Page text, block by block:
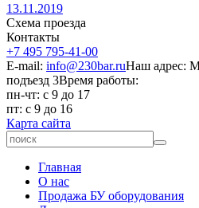
13.11.2019
Схема проезда
Контакты
+7 495 795-41-00
E-mail: info@230bar.ruНаш адрес:
подъезд 3Время работы:
пн-чт: с 9 до 17
пт: с 9 до 16
Карта сайта
Главная
О нас
Продажа БУ оборудования